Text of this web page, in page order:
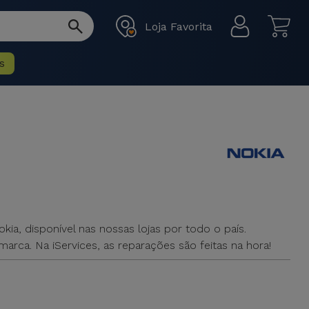
Loja Favorita
disponível nas nossas lojas por todo o país.
Na iServices, as reparações são feitas na hora!